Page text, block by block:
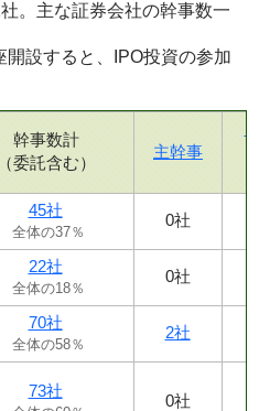
。主な証券会社の幹事数一
設すると、IPO投資の参加
幹事数計
（委託含む）
主幹事
45社
全体の37％
0社
22社
全体の18％
0社
70社
全体の58％
2社
73社
0社